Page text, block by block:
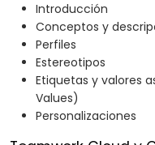
Introducción​
Conceptos y
Perfiles​
Estereotipos​
Etiquetas y valores
Values)​
Personalizaciones​